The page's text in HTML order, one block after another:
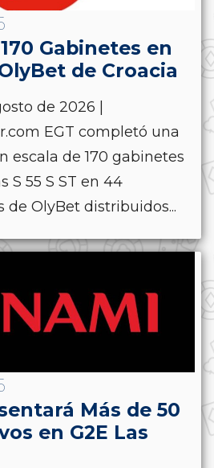
Gabinetes en
de Croacia
de 2026 |
EGT completó una
escala de 170 gabinetes
S 55 S ST en 44
OlyBet distribuidos...
Más de 50
en G2E Las